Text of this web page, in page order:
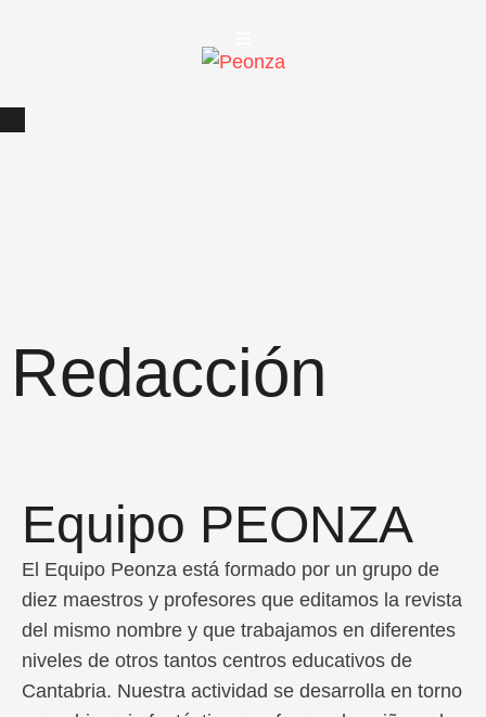
Redacción
Equipo PEONZA
El Equipo Peonza está formado por un grupo de
diez maestros y profesores que editamos la revista
del mismo nombre y que trabajamos en diferentes
niveles de otros tantos centros educativos de
Cantabria. Nuestra actividad se desarrolla en torno